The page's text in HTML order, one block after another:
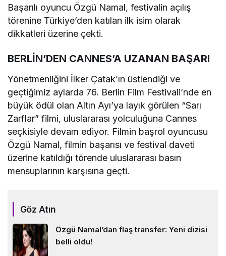
Başarılı oyuncu Özgü Namal, festivalin açılış
törenine Türkiye’den katılan ilk isim olarak
dikkatleri üzerine çekti.
BERLİN’DEN CANNES’A UZANAN BAŞARI
Yönetmenliğini İlker Çatak’ın üstlendiği ve
geçtiğimiz aylarda 76. Berlin Film Festivali’nde en
büyük ödül olan Altın Ayı’ya layık görülen “Sarı
Zarflar” filmi, uluslararası yolculuğuna Cannes
seçkisiyle devam ediyor. Filmin başrol oyuncusu
Özgü Namal, filmin başarısı ve festival daveti
üzerine katıldığı törende uluslararası basın
mensuplarının karşısına geçti.
Göz Atın
Özgü Namal’dan flaş transfer: Yeni dizisi
belli oldu!